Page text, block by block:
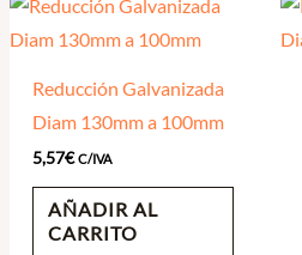
Reducción Galvanizada
Diam 130mm a 100mm
5,57€ C/IVA
AÑADIR AL
CARRITO